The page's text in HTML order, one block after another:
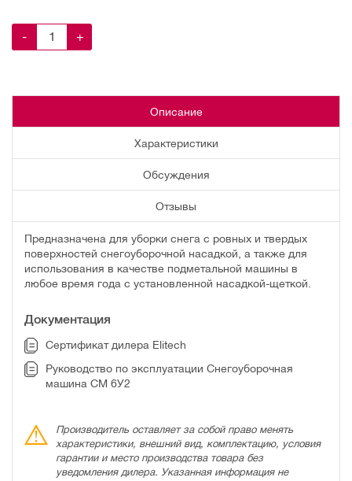
- +
Описание
Характеристики
Обсуждения
Отзывы
Предназначена для уборки снега с ровных и твердых
поверхностей снегоуборочной насадкой, а также для
использования в качестве подметальной машины в
любое время года с установленной насадкой-щеткой.
Документация
Сертификат дилера Elitech
Руководство по эксплуатации Снегоуборочная
машина СМ 6У2
Производитель оставляет за собой право менять
характеристики, внешний вид, комплектацию, условия
гарантии и место производства товара без
уведомления дилера. Указанная информация не